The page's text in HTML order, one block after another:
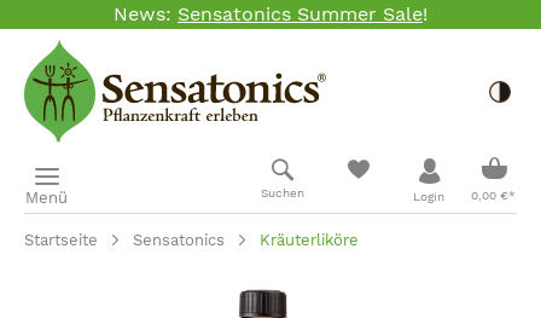
Zum Hauptinhalt springen
News: Sensatonics Summer Sale!
Menü Suchen Login 0,00 €*
Startseite Sensatonics Kräuterliköre
Bildergalerie überspringen